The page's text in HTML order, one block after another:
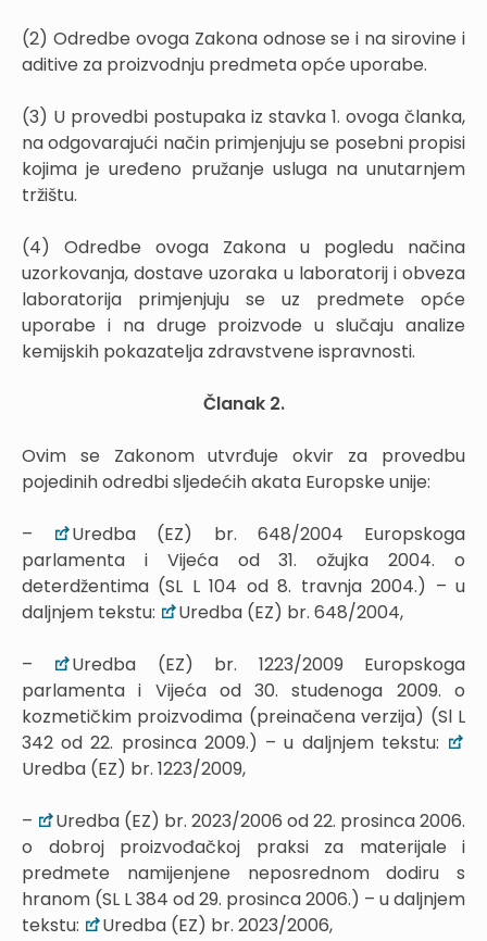
(2) Odredbe ovoga Zakona odnose se i na sirovine i
aditive za proizvodnju predmeta opće uporabe.
(3) U provedbi postupaka iz stavka 1. ovoga članka,
na odgovarajući način primjenjuju se posebni propisi
kojima je uređeno pružanje usluga na unutarnjem
tržištu.
(4) Odredbe ovoga Zakona u pogledu načina
uzorkovanja, dostave uzoraka u laboratorij i obveza
laboratorija primjenjuju se uz predmete opće
uporabe i na druge proizvode u slučaju analize
kemijskih pokazatelja zdravstvene ispravnosti.
Članak 2.
Ovim se Zakonom utvrđuje okvir za provedbu
pojedinih odredbi sljedećih akata Europske unije:
–
Uredba (EZ) br. 648/2004 Europskoga
parlamenta i Vijeća od 31. ožujka 2004. o
deterdžentima (SL L 104 od 8. travnja 2004.) – u
daljnjem tekstu:
Uredba (EZ) br. 648/2004,
–
Uredba (EZ) br. 1223/2009 Europskoga
parlamenta i Vijeća od 30. studenoga 2009. o
kozmetičkim proizvodima (preinačena verzija) (Sl L
342 od 22. prosinca 2009.) – u daljnjem tekstu:
Uredba (EZ) br. 1223/2009,
–
Uredba (EZ) br. 2023/2006 od 22. prosinca 2006.
o dobroj proizvođačkoj praksi za materijale i
predmete namijenjene neposrednom dodiru s
hranom (SL L 384 od 29. prosinca 2006.) – u daljnjem
tekstu:
Uredba (EZ) br. 2023/2006,